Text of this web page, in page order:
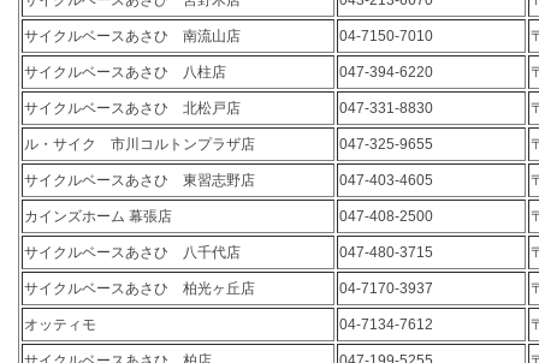
サイクルベースあさひ 南流山店 04-7150-7010
サイクルベースあさひ 八柱店 047-394-6220
サイクルベースあさひ 北松戸店 047-331-8830
ル・サイク 市川コルトンプラザ店 047-325-9655
サイクルベースあさひ 東習志野店 047-403-4605
カインズホーム 幕張店 047-408-2500
サイクルベースあさひ 八千代店 047-480-3715
サイクルベースあさひ 柏光ヶ丘店 04-7170-3937
オッティモ 04-7134-7612